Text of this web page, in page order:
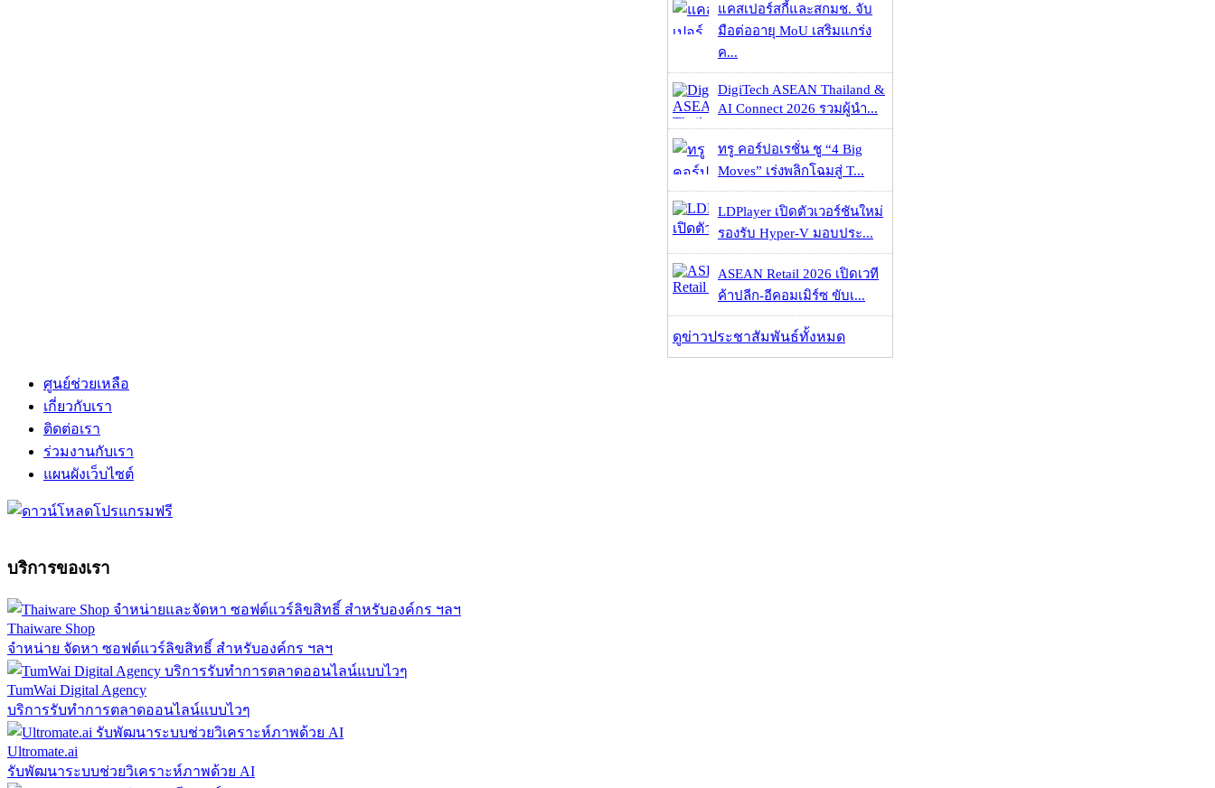
แคสเปอร์สกี้และสกมช. จับ
มือต่ออายุ MoU เสริมแกร่ง
ค...
DigiTech ASEAN Thailand &
AI Connect 2026 รวมผู้นำ...
ทรู คอร์ปอเรชั่น ชู “4 Big
Moves” เร่งพลิกโฉมสู่ T...
LDPlayer เปิดตัวเวอร์ชันใหม่
รองรับ Hyper-V มอบประ...
ASEAN Retail 2026 เปิดเวที
ค้าปลีก-อีคอมเมิร์ซ ขับเ...
ดูข่าวประชาสัมพันธ์ทั้งหมด
ศูนย์ช่วยเหลือ
เกี่ยวกับเรา
ติดต่อเรา
ร่วมงานกับเรา
แผนผังเว็บไซต์
บริการของเรา
Thaiware Shop
จำหน่าย จัดหา ซอฟต์แวร์ลิขสิทธิ์ สำหรับองค์กร ฯลฯ
TumWai Digital Agency
บริการรับทำการตลาดออนไลน์แบบไวๆ
Ultromate.ai
รับพัฒนาระบบช่วยวิเคราะห์ภาพด้วย AI